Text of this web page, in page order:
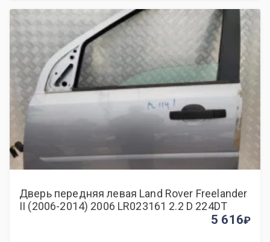
Дверь передняя левая Land Rover Freelander
II (2006-2014) 2006 LR023161 2.2 D 224DT
5 616